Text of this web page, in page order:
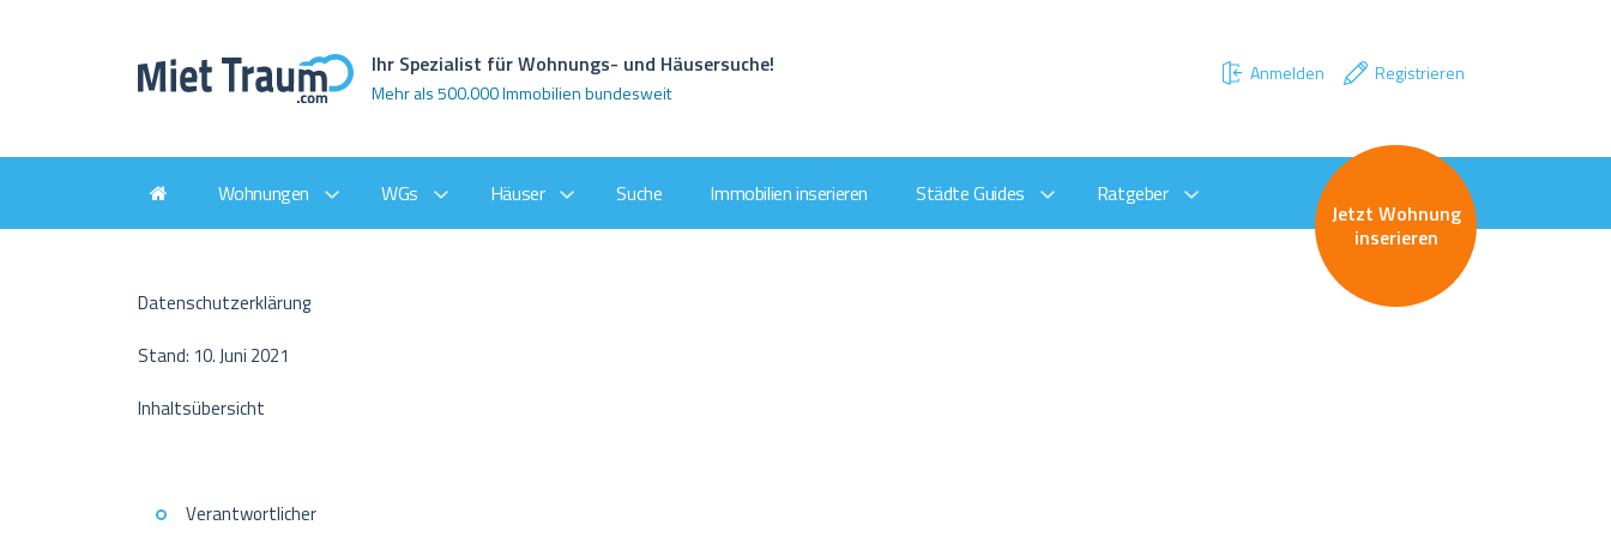
Ihr Spezialist für Wohnungs- und Häusersuche!
Mehr als 500.000 Immobilien bundesweit
Anmelden Registrieren
Wohnungen WGs Häuser Suche Immobilien inserieren Städte Guides Ratgeber
Jetzt Wohnung
inserieren
Datenschutzerklärung
Stand: 10. Juni 2021
Inhaltsübersicht
Verantwortlicher